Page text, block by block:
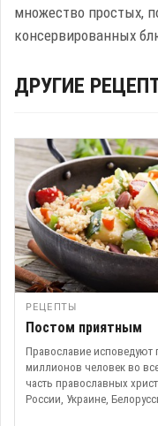
множество простых,
консервированных
ДРУГИЕ
РЕЦЕПТЫ
Постом приятным
Православие исповедуют
миллионов человек во
часть православных
России, Украине,